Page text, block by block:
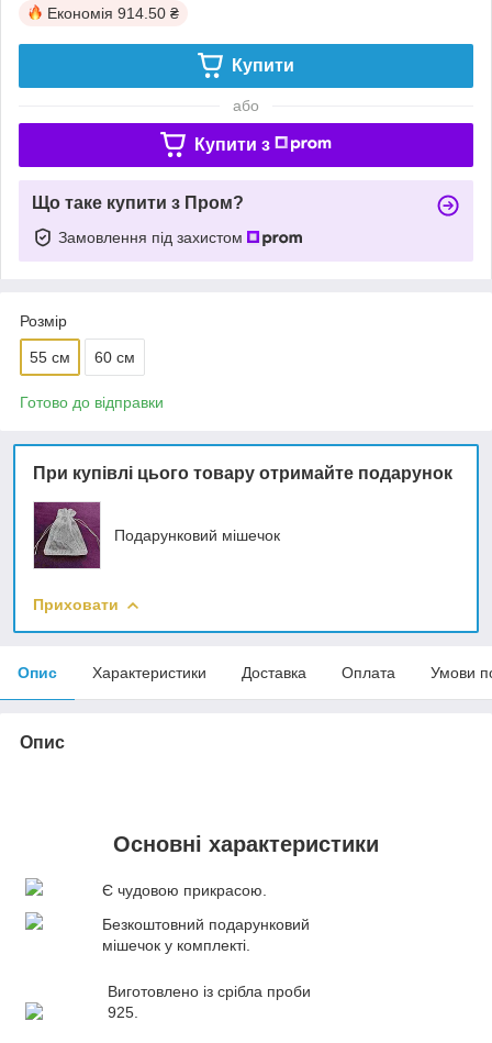
Економія 914.50 ₴
Купити
або
Купити з
Що таке купити з Пром?
Замовлення під захистом
Розмір
55 см 60 см
Готово до відправки
При купівлі цього товару отримайте подарунок
Подарунковий мішечок
Приховати
Опис Характеристики Доставка Оплата Умови
Опис
Основні характеристики
Є чудовою прикрасою.
Безкоштовний подарунковий
мішечок у комплекті.
Виготовлено із срібла проби
925.